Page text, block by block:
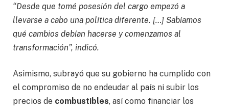
“Desde que tomé posesión del cargo empezó a
llevarse a cabo una política diferente. […] Sabíamos
qué cambios debían hacerse y comenzamos al
transformación”, indicó.
Asimismo, subrayó que su gobierno ha cumplido con
el compromiso de no endeudar al país ni subir los
precios de combustibles, así como financiar los